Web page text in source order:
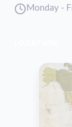
Monday -